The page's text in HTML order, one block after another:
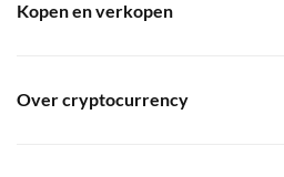
Kopen en verkopen
Over cryptocurrency